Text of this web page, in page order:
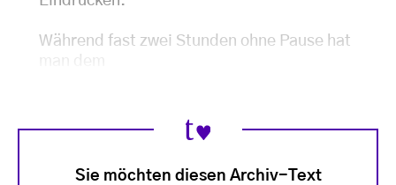
Während fast zwei Stunden ohne Pause hat
Sie möchten diesen Archiv-Text